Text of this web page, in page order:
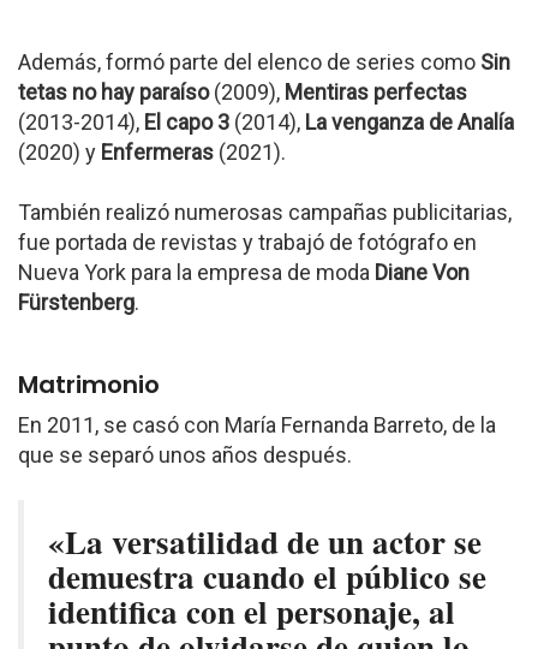
Además, formó parte del elenco de series como Sin
tetas no hay paraíso(2009), Mentiras perfectas
(2013-2014), El capo 3 (2014), La venganza de Analía
(2020) y Enfermeras (2021).
También realizó numerosas campañas publicitarias,
fue portada de revistas y trabajó de fotógrafo en
Nueva York para la empresa de moda Diane Von
Fürstenberg.
Matrimonio
En 2011, se casó con María Fernanda Barreto, de la
que se separó unos años después.
«La versatilidad de un actor se
demuestra cuando el público se
identifica con el personaje, al